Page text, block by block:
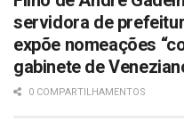
servidora de
expõe nomeações
gabinete de
0 COMPARTILHAMENTOS